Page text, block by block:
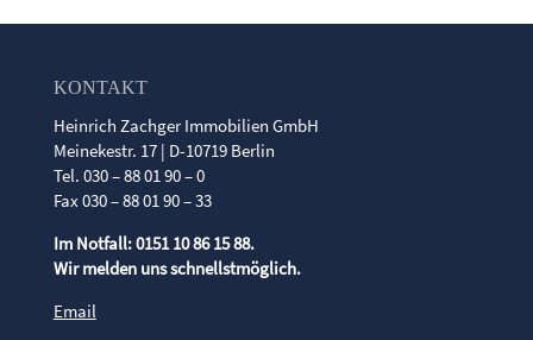
KONTAKT
Heinrich Zachger Immobilien GmbH
Meinekestr. 17 | D-10719 Berlin
Tel. 030 – 88 01 90 – 0
Fax 030 – 88 01 90 – 33
Im Notfall: 0151 10 86 15 88.
Wir melden uns schnellstmöglich.
Email